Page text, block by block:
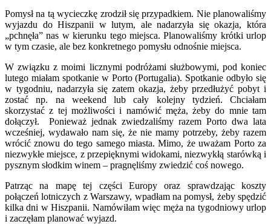
Pomysł na tą wycieczkę zrodził się przypadkiem. Nie planowaliśmy
wyjazdu do Hiszpanii w lutym, ale nadarzyła się okazja, która
„pchnęła” nas w kierunku tego miejsca. Planowaliśmy krótki urlop
w tym czasie, ale bez konkretnego pomysłu odnośnie miejsca.
W związku z moimi licznymi podróżami służbowymi, pod koniec
lutego miałam spotkanie w Porto (Portugalia). Spotkanie odbyło się
w tygodniu, nadarzyła się zatem okazja, żeby przedłużyć pobyt i
zostać np. na weekend lub cały kolejny tydzień. Chciałam
skorzystać z tej możliwości i namówić męża, żeby do mnie tam
dołączył. Ponieważ jednak zwiedzaliśmy razem Porto dwa lata
wcześniej, wydawało nam się, że nie mamy potrzeby, żeby razem
wrócić znowu do tego samego miasta. Mimo, że uważam Porto za
niezwykłe miejsce, z przepięknymi widokami, niezwykłą starówką i
pysznym słodkim winem – pragnęliśmy zwiedzić coś nowego.
Patrząc na mapę tej części Europy oraz sprawdzając koszty
połączeń lotniczych z Warszawy, wpadłam na pomysł, żeby spędzić
kilka dni w Hiszpanii. Namówiłam więc męża na tygodniowy urlop
i zaczęłam planować wyjazd.